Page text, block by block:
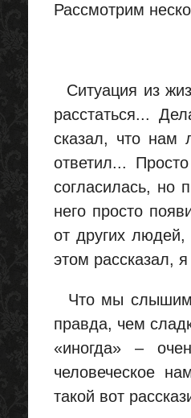
Рассмотрим
Ситуация из
расстаться...
сказал, что нам
ответил...
согласилась, но
него просто
от других
этом рассказал,
Что мы
правда, чем
«иногда» –
человеческое
такой вот